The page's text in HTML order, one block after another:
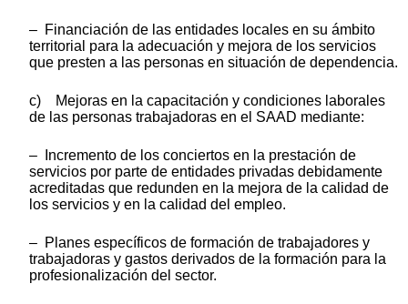
– Financiación de las entidades locales en su ámbito
territorial para la adecuación y mejora de los servicios
que presten a las personas en situación de dependencia.
c) Mejoras en la capacitación y condiciones laborales
de las personas trabajadoras en el SAAD mediante:
– Incremento de los conciertos en la prestación de
servicios por parte de entidades privadas debidamente
acreditadas que redunden en la mejora de la calidad de
los servicios y en la calidad del empleo.
– Planes específicos de formación de trabajadores y
trabajadoras y gastos derivados de la formación para la
profesionalización del sector.